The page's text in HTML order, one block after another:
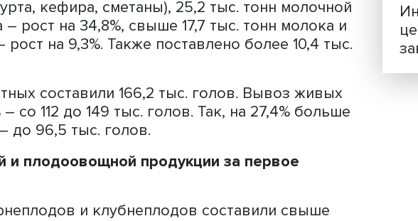
продукции составили около 101,6 тыс. тонн,
аналогичного периода прошлого года –
Наибольший объем закуплен Казахстаном –
отмечается на 25,7% в Белоруссию – более
в Узбекистан – почти до 7,6 тыс. тонн, на
6,1 тыс. тонн, на 57,2% в Китай – до 6,1 тыс.
– до 4,1 тыс. тонн и в 3,4 раза в Алжир